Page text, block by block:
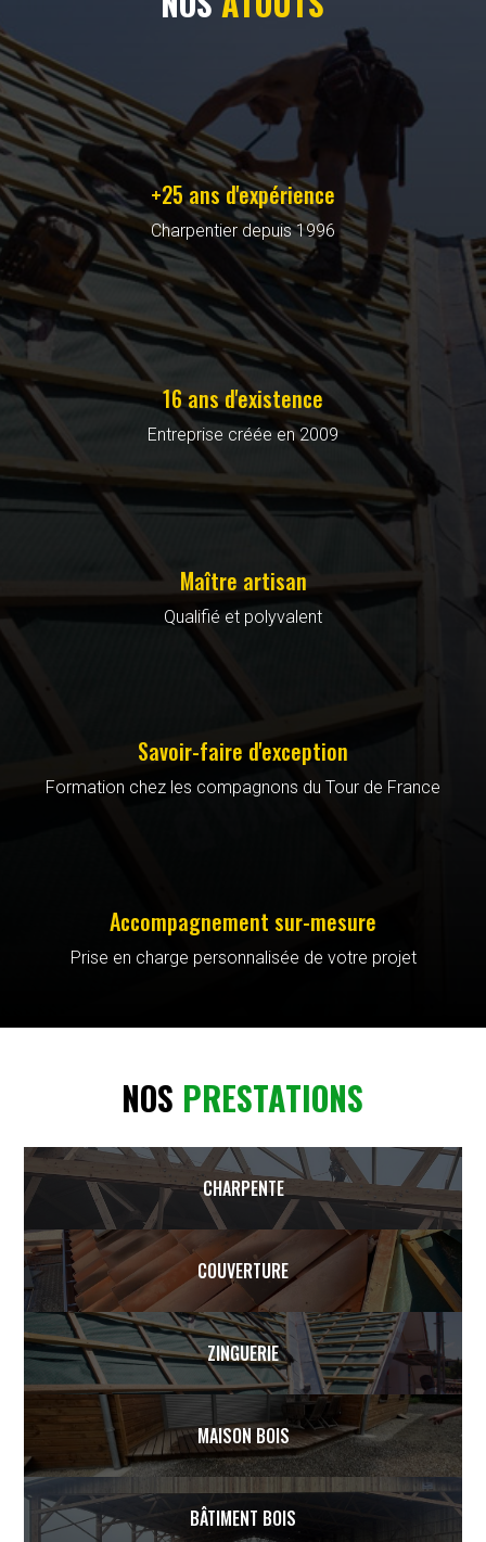
+25 ans d'expérience
Charpentier depuis 1996
16 ans d'existence
Entreprise créée en 2009
Maître artisan
Qualifié et polyvalent
Savoir-faire d'exception
Formation chez les compagnons du Tour de France
Accompagnement sur-mesure
Prise en charge personnalisée de votre projet
NOS PRESTATIONS
CHARPENTE
COUVERTURE
ZINGUERIE
MAISON BOIS
BÂTIMENT BOIS